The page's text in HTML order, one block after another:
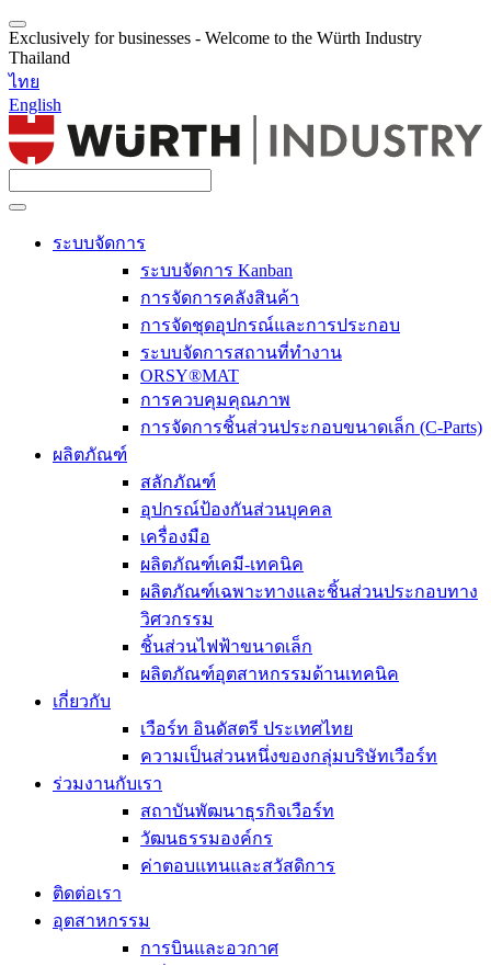
Exclusively for businesses - Welcome to the Würth Industry
Thailand
ไทย
English
ระบบจัดการ
ระบบจัดการ Kanban
การจัดการคลังสินค้า
การจัดชุดอุปกรณ์และการประกอบ
ระบบจัดการสถานที่ทำงาน
ORSY®MAT
การควบคุมคุณภาพ
การจัดการชิ้นส่วนประกอบขนาดเล็ก (C-Parts)
ผลิตภัณฑ์
สลักภัณฑ์
อุปกรณ์ป้องกันส่วนบุคคล
เครื่องมือ
ผลิตภัณฑ์เคมี-เทคนิค
ผลิตภัณฑ์เฉพาะทางและชิ้นส่วนประกอบทาง
วิศวกรรม
ชิ้นส่วนไฟฟ้าขนาดเล็ก
ผลิตภัณฑ์อุตสาหกรรมด้านเทคนิค
เกี่ยวกับ
เวือร์ท อินดัสตรี ประเทศไทย
ความเป็นส่วนหนึ่งของกลุ่มบริษัทเวือร์ท
ร่วมงานกับเรา
สถาบันพัฒนาธุรกิจเวือร์ท
วัฒนธรรมองค์กร
ค่าตอบแทนและสวัสดิการ
ติดต่อเรา
อุตสาหกรรม
การบินและอวกาศ